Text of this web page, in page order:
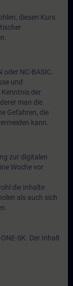
diesen Kurs
NC-BASIC.
und
der
man die
Gefahren, die
kann.
zur digitalen
Woche vor
die Inhalte
als auch sich
SK. Der Inhalt